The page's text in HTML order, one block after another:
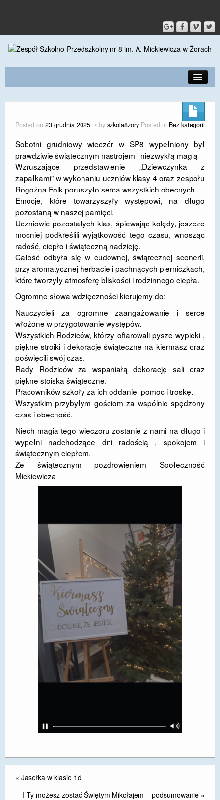
DLA RODZICÓW I UCZNIÓW
DLA PRACOWNIKÓW
GALERIA
SPORT
DOSTĘPNOŚĆ
POLITYKA PRYWATNOŚCI
RODO
EGZAMIN ÓSMOKLASISTY
STANDARDY OCHRONY MAŁOLETNICH
PROJEKT ,,SZKOŁY Z JAKOŚCIĄ – ROZWÓJ
KSZTAŁCENIA OGÓLNEGO NA TERENIE MIASTA
ŻORY”
REKRUTACJA 2026/2027
mLegitymacja
Posted on 23 grudnia 2025 by szkola8zory Posted in Bez kategorii
Sobotni grudniowy wieczór w SP8 wypełniony był
prawdziwie świątecznym nastrojem i niezwykłą magią
Wzruszające przedstawienie „Dziewczynka z
zapałkami” w wykonaniu uczniów klasy 4 oraz zespołu
Rogoźna Folk poruszyło serca wszystkich obecnych.
Emocje, które towarzyszyły występowi, na długo
pozostaną w naszej pamięci.
Uczniowie pozostałych klas, śpiewając kolędy, jeszcze
mocniej podkreślili wyjątkowość tego czasu, wnosząc
radość, ciepło i świąteczną nadzieję.
Całość odbyła się w cudownej, świątecznej scenerii,
przy aromatycznej herbacie i pachnących pierniczkach,
które tworzyły atmosferę bliskości i rodzinnego ciepła.
Ogromne słowa wdzięczności kierujemy do:
Nauczycieli za ogromne zaangażowanie i serce
włożone w przygotowanie występów.
Wszystkich Rodziców, którzy ofiarowali pysze wypieki ,
piękne stroiki i dekoracje świąteczne na kiermasz oraz
poświęcili swój czas.
Rady Rodziców za wspaniałą dekorację sali oraz
piękne stoiska świąteczne.
Pracowników szkoły za ich oddanie, pomoc i troskę.
Wszystkim przybyłym gościom za wspólnie spędzony
czas i obecność.
Niech magia tego wieczoru zostanie z nami na długo i
wypełni nadchodzące dni radością , spokojem i
świątecznym ciepłem.
Ze świątecznym pozdrowieniem Społeczność
Mickiewicza
« Jasełka w klasie 1d
I Ty możesz zostać Świętym Mikołajem – podsumowanie »